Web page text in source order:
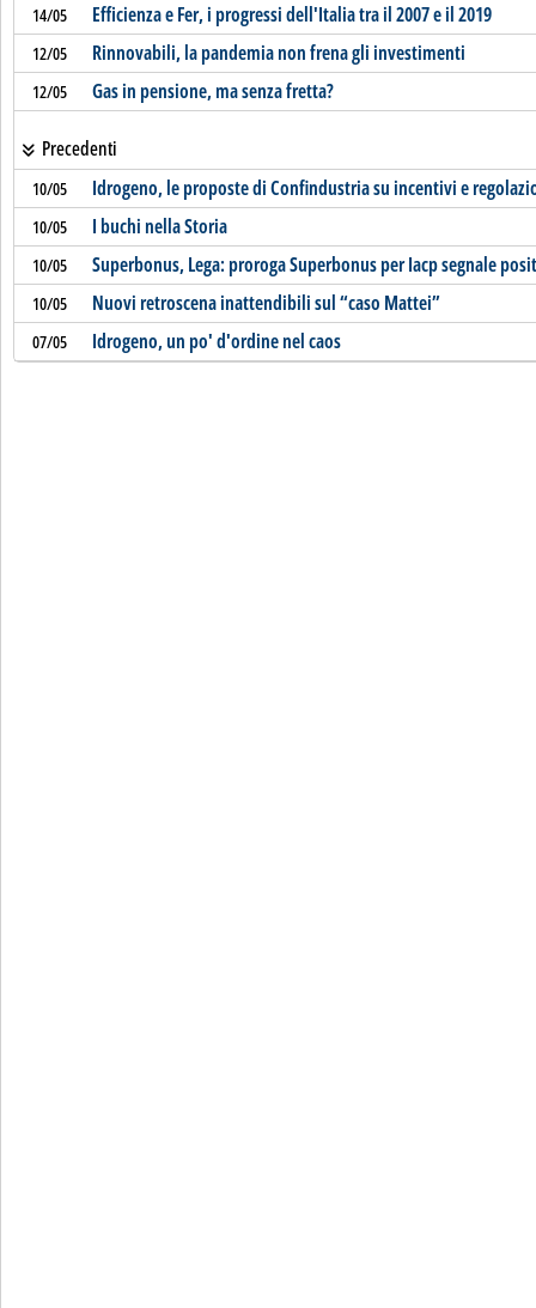
14/05 Efficienza e Fer, i progressi dell'Italia tra il 2007 e il 2019
12/05 Rinnovabili, la pandemia non frena gli investimenti
12/05 Gas in pensione, ma senza fretta?
Precedenti
10/05 Idrogeno, le proposte di Confindustria su incentivi e
10/05 I buchi nella Storia
10/05 Superbonus, Lega: proroga Superbonus per Iacp segnale
10/05 Nuovi retroscena inattendibili sul “caso Mattei”
07/05 Idrogeno, un po' d'ordine nel caos